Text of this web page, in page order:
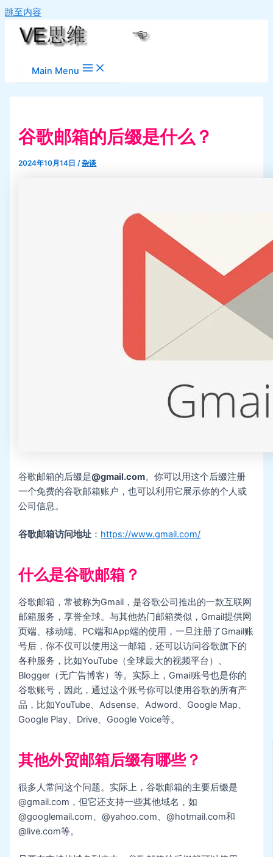
跳至内容
Main Menu
谷歌邮箱的后缀是什么？
2024年10月14日/杂谈
谷歌邮箱的后缀是@gmail.com。你可以用这个后缀注册
一个免费的谷歌邮箱账户，也可以利用它展示你的个人或
公司信息。
谷歌邮箱访问地址 ： https://www.gmail.com/
什么是谷歌邮箱？
谷歌邮箱，常被称为Gmail，是谷歌公司推出的一款互联网
邮箱服务，享誉全球。与其他热门邮箱类似，Gmail提供网
页端、移动端、PC端和App端的使用，一旦注册了Gmail账
号后，你不仅可以使用这一邮箱，还可以访问谷歌旗下的
各种服务，比如YouTube（全球最大的视频平台）、
Blogger（无广告博客）等。实际上，Gmail账号也是你的
谷歌账号，因此，通过这个账号你可以使用谷歌的所有产
品，比如YouTube、Adsense、Adword、Google Map、
Google Play、Drive、Google Voice等。
其他外贸邮箱后缀有哪些？
很多人常问这个问题。实际上，谷歌邮箱的主要后缀是
@gmail.com，但它还支持一些其他域名，如
@googlemail.com、@yahoo.com、@hotmail.com和
@live.com等。